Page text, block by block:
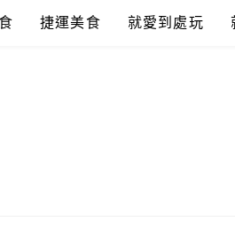
捷運美食 就愛到處玩